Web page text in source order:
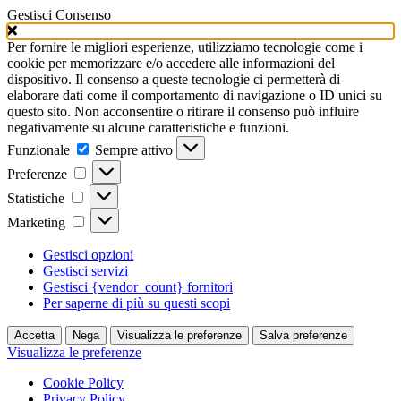
Gestisci Consenso
Per fornire le migliori esperienze, utilizziamo tecnologie come i
cookie per memorizzare e/o accedere alle informazioni del
dispositivo. Il consenso a queste tecnologie ci permetterà di
elaborare dati come il comportamento di navigazione o ID unici su
questo sito. Non acconsentire o ritirare il consenso può influire
negativamente su alcune caratteristiche e funzioni.
Funzionale
Funzionale
Sempre attivo
Preferenze
Preferenze
Statistiche Statistiche
Marketing Marketing
Gestisci opzioni
Gestisci servizi
Gestisci {vendor_count} fornitori
Per saperne di più su questi scopi
Accetta Nega Visualizza le preferenze Salva preferenze
Visualizza le preferenze
Cookie Policy